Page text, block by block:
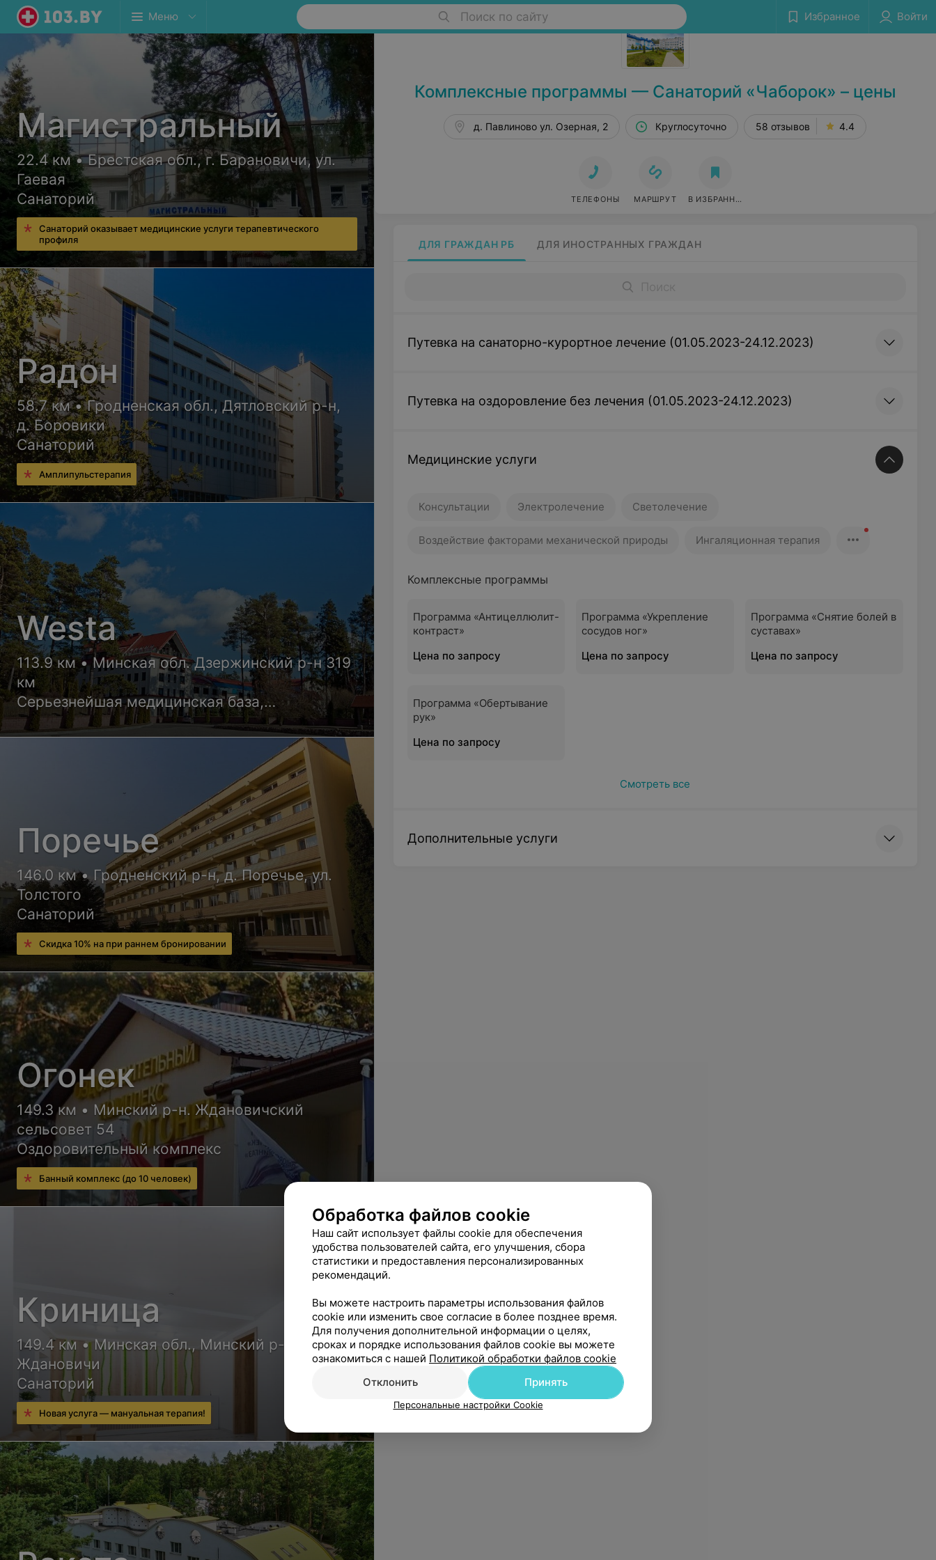
Меню Поиск по сайту Избранное Войти
Санатории Беларуси в Беларуси Сообщить об ошибке
Комплексные программы — Санаторий «Чаборок» – цены
д. Павлиново ул. Озерная, 2 Круглосуточно 58 отзывов 4.4
ТЕЛЕФОНЫ МАРШРУТ В ИЗБРАННОЕ
ДЛЯ ГРАЖДАН РБ ДЛЯ ИНОСТРАННЫХ ГРАЖДАН
Путевка на санаторно-курортное лечение (01.05.2023-24.12.2023)
Путевка на оздоровление без лечения (01.05.2023-24.12.2023)
Медицинские услуги
Консультации Электролечение Светолечение
Воздействие факторами механической природы Ингаляционная терапия
Комплексные программы
Программа «Антицеллюлит-
контраст»
Цена по запросу
Программа «Укрепление
сосудов ног»
Цена по запросу
Программа «Снятие болей в
суставах»
Цена по запросу
Программа «Обертывание
рук»
Цена по запросу
Смотреть все
Дополнительные услуги
Магистральный
22.4 км • Брестская обл., г. Барановичи, ул.
Гаевая
Санаторий
Санаторий оказывает медицинские услуги терапевтического
профиля
Радон
58.7 км • Гродненская обл., Дятловский р-н,
д. Боровики
Санаторий
Амплипульстерапия
Westa
113.9 км • Минская обл. Дзержинский р-н 319
км
Серьезнейшая медицинская база,
квалифицированные врачи и уютные номера
корпусов санатория обеспечат Вам
высококлассный отдых с пользой для
Поречье
146.0 км • Гродненский р-н, д. Поречье, ул.
Толстого
Санаторий
Скидка 10% на при раннем бронировании
Огонек
149.3 км • Минский р-н. Ждановичский
сельсовет 54
Оздоровительный комплекс
Банный комплекс (до 10 человек)
Криница
149.4 км • Минская обл., Минский р-н, п.
Ждановичи
Санаторий
Новая услуга — мануальная терапия!
Обработка файлов cookie
Наш сайт использует файлы cookie для обеспечения
удобства пользователей сайта, его улучшения, сбора
статистики и предоставления персонализированных
рекомендаций.
Вы можете настроить параметры использования файлов
cookie или изменить свое согласие в более позднее время.
Для получения дополнительной информации о целях,
сроках и порядке использования файлов cookie вы можете
ознакомиться с нашей Политикой обработки файлов cookie
Отклонить
Принять
Персональные настройки Cookie